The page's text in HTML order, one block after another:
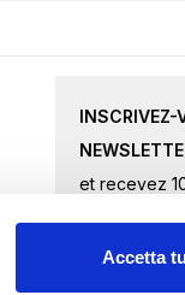
Accetta
INSCRIVEZ-
et recevez